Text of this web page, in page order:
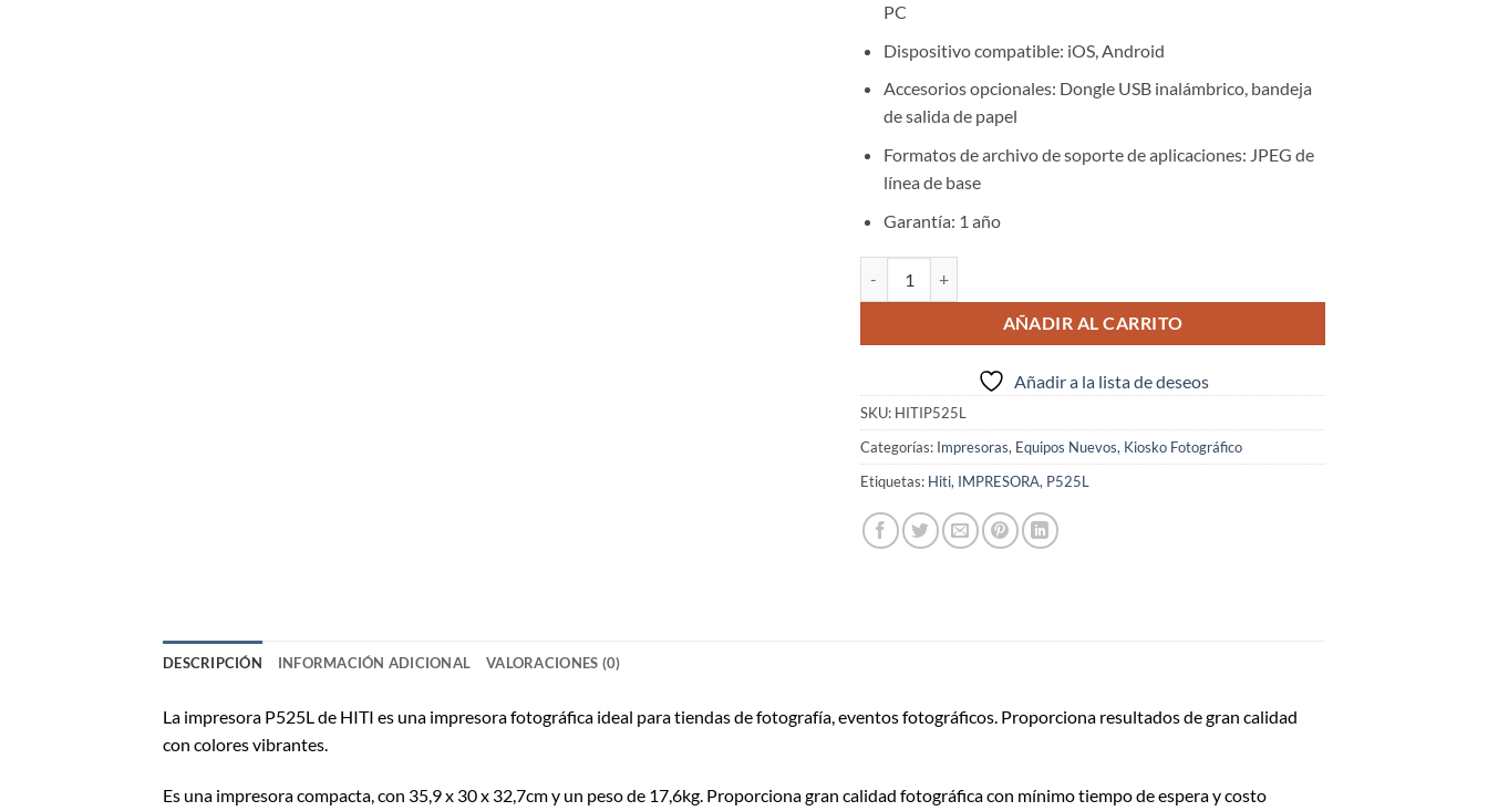
PC
Dispositivo compatible: iOS, Android
Accesorios opcionales: Dongle USB inalámbrico, bandeja
de salida de papel
Formatos de archivo de soporte de aplicaciones: JPEG de
línea de base
Garantía: 1 año
AÑADIR AL CARRITO
Añadir a la lista de deseos
SKU: HITIP525L
Categorías: Impresoras, Equipos Nuevos, Kiosko Fotográfico
Etiquetas: Hiti, IMPRESORA, P525L
DESCRIPCIÓN INFORMACIÓN ADICIONAL VALORACIONES (0)
La impresora P525L de HITI es una impresora fotográfica ideal para tiendas de fotografía, eventos fotográficos. Proporciona resultados de gran calidad
con colores vibrantes.
Es una impresora compacta, con 35,9 x 30 x 32,7cm y un peso de 17,6kg. Proporciona gran calidad fotográfica con mínimo tiempo de espera y costo